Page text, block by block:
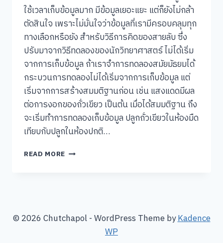
ใช้เวลาเก็บข้อมูลมาก มีข้อมูลเยอะแยะ แต่ก็ยังไม่กล้า
ตัดสินใจ เพราะไม่มั่นใจว่าข้อมูลที่เรามีครอบคลุมทุก
ทางเลือกหรือยัง สำหรับวิธีการคิดของสายลับ ซึ่ง
ปรับมาจากวิธีทดลองของนักวิทยาศาสตร์ ไม่ได้เริ่ม
จากการเก็บข้อมูล ถ้าเราจำการทดลองสมัยมัธยมได้
กระบวนการทดลองไม่ได้เริ่มจากการเก็บข้อมูล แต่
เริ่มจากการสร้างสมมติฐานก่อน เช่น แสงแดดมีผล
ต่อการงอกของถั่วเขียว เป็นต้น เมื่อได้สมมติฐาน ถึง
จะเริ่มทำการทดลองเก็บข้อมูล ปลูกถั่วเขียวในห้องมืด
เทียบกับปลูกในห้องปกติ…
READ MORE ฝึก
© 2026 Chutchapol - WordPress Theme byKadence
WP